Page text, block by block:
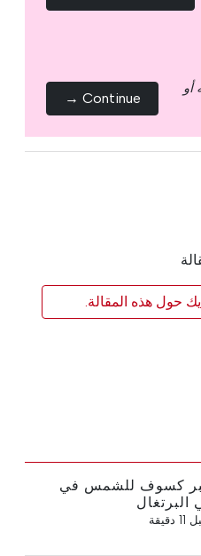
أو
Continue →
حول هذه المقالة.
كسوف للشمس في
البرتغال
دقيقة